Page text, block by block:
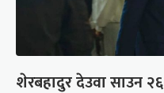
शेरबहादुर देउवा साउन